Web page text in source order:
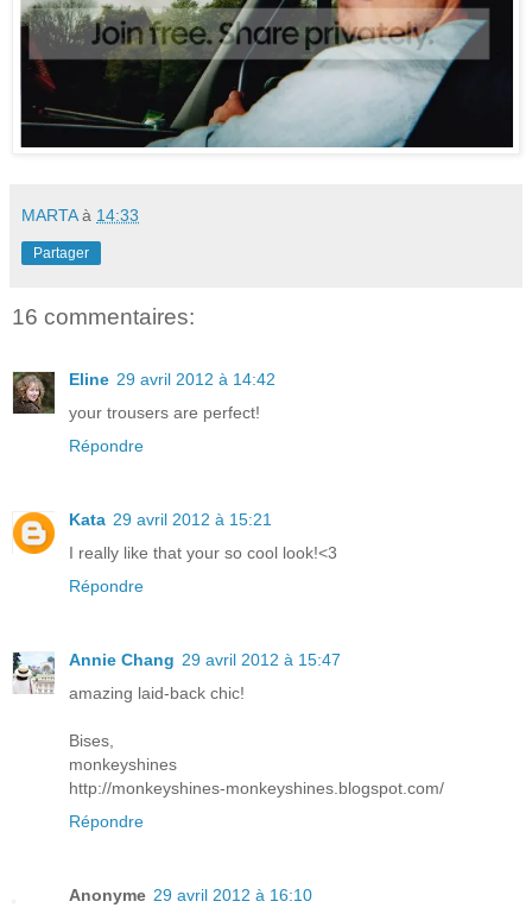
MARTA à 14:33
Partager
16 commentaires:
Eline 29 avril 2012 à 14:42
your trousers are perfect!
Répondre
Kata 29 avril 2012 à 15:21
I really like that your so cool look!<3
Répondre
Annie Chang 29 avril 2012 à 15:47
amazing laid-back chic!
Bises,
monkeyshines
http://monkeyshines-monkeyshines.blogspot.com/
Répondre
Anonyme 29 avril 2012 à 16:10